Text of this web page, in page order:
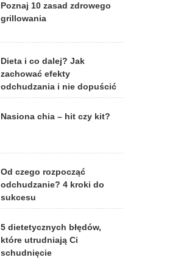
Poznaj 10 zasad zdrowego
grillowania
Dieta i co dalej? Jak
zachować efekty
odchudzania i nie dopuścić
Nasiona chia – hit czy kit?
Od czego rozpocząć
odchudzanie? 4 kroki do
sukcesu
5 dietetycznych błędów,
które utrudniają Ci
schudnięcie